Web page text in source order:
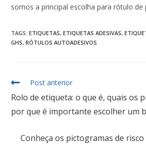
somos a principal escolha para rótulo de
TAGS:ETIQUETAS, ETIQUETAS ADESIVAS,
GHS, RÓTULOS AUTOADESIVOS
Post anterior
Rolo de etiqueta: o que é, quais os
por que é importante escolher um
Conheça os pictogramas de